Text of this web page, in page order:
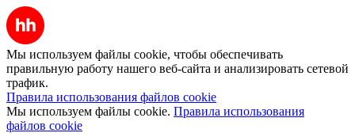
Мы используем файлы cookie, чтобы обеспечивать
правильную работу нашего веб-сайта и анализировать сетевой
трафик.
Правила использования файлов cookie
Мы используем файлы cookie. Правила использования
файлов cookie